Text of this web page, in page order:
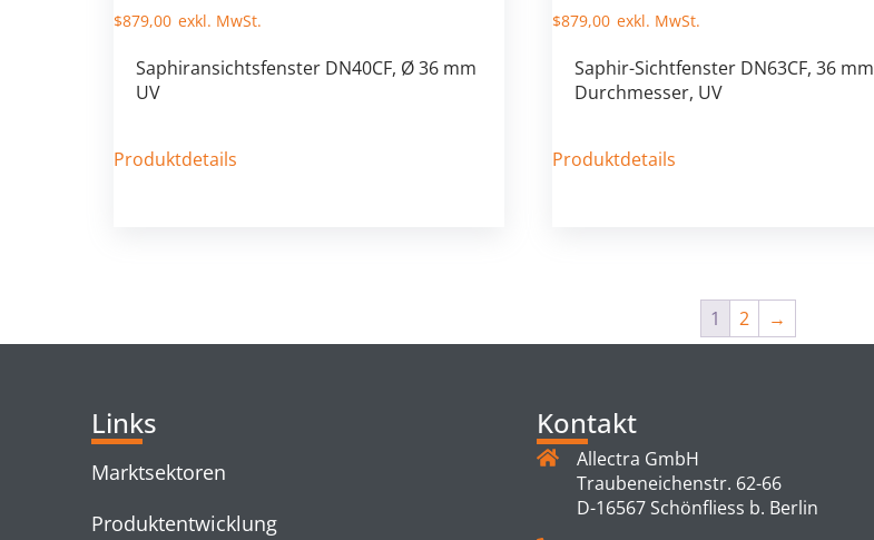
$879,00
Saphiransichtsfenster DN40CF, Ø 36 mm
UV
Produktdetails
$879,00
Saphir-Sichtfenster DN63CF, 36 mm
Durchmesser, UV
Produktdetails
1 2 →
Links
Marktsektoren
Produktentwicklung
Kontakt
Allectra GmbH
Traubeneichenstr. 62-66
D-16567 Schönfliess b. Berlin